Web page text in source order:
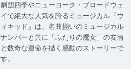
劇団四季やニューヨーク・ブロードウェ
イで絶大な人気を誇るミュージカル『ウ
ィキッド』は、名曲揃いのミュージカル
ナンバーと共に「ふたりの魔女」の友情
と数奇な運命を描く感動のストーリーで
す。